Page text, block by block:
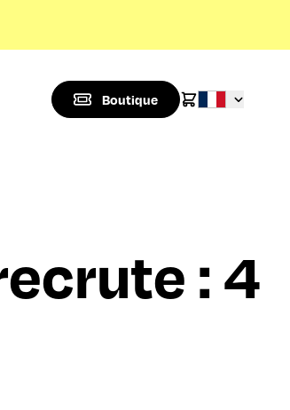
Boutique
: 4